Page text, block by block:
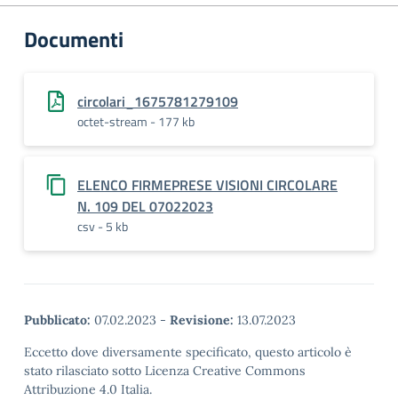
Documenti
circolari_1675781279109
octet-stream - 177 kb
ELENCO FIRMEPRESE VISIONI CIRCOLARE
N. 109 DEL 07022023
csv - 5 kb
Pubblicato: 07.02.2023 - Revisione: 13.07.2023
Eccetto dove diversamente specificato, questo articolo è
stato rilasciato sotto Licenza Creative Commons
Attribuzione 4.0 Italia.